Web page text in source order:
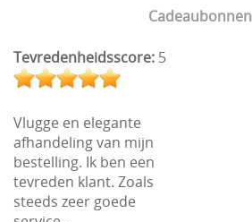
Cadeaubonnen
Tevredenheidsscore: 5
Vlugge en elegante
afhandeling van mijn
bestelling. Ik ben een
tevreden klant. Zoals
steeds zeer goede